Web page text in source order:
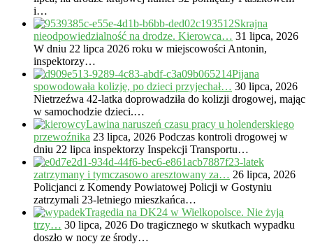
i…
Skrajna
nieodpowiedzialność na drodze. Kierowca… 31 lipca, 2026
W dniu 22 lipca 2026 roku w miejscowości Antonin,
inspektorzy…
Pijana
spowodowała kolizję, po dzieci przyjechał… 30 lipca, 2026
Nietrzeźwa 42-latka doprowadziła do kolizji drogowej, mając
w samochodzie dzieci.…
Lawina naruszeń czasu pracy u holenderskiego
przewoźnika 23 lipca, 2026 Podczas kontroli drogowej w
dniu 22 lipca inspektorzy Inspekcji Transportu…
23-latek
zatrzymany i tymczasowo aresztowany za… 26 lipca, 2026
Policjanci z Komendy Powiatowej Policji w Gostyniu
zatrzymali 23-letniego mieszkańca…
Tragedia na DK24 w Wielkopolsce. Nie żyją
trzy… 30 lipca, 2026 Do tragicznego w skutkach wypadku
doszło w nocy ze środy…